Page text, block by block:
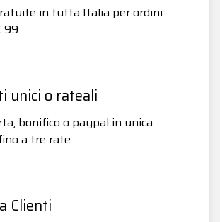
in tutta Italia per ordini
99
unici o rateali
bonifico o paypal in unica
a tre rate
Clienti